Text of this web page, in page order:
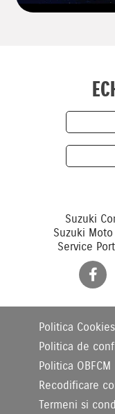
Suzuki
Suzuki Moto
Service
Politica Cookies
Politica de
Politica OBFCM
Recodificare
Termeni si